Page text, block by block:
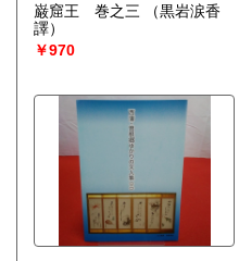
巌窟王 巻之三
（黒岩涙香
譯）
￥970